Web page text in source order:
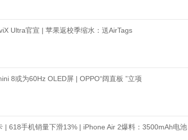
Ultra官宣 | 苹果返校季缩水：送AirTags
8或为60Hz OLED屏 | OPPO“阔直板 ”立项
| 618手机销量下滑13% | iPhone Air 2爆料：3500mAh电池